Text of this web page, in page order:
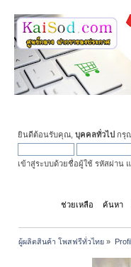
ยินดีต้อนรับคุณ, บุคคลทั่วไป กรุ
เข้าสู่ระบบด้วยชื่อผู้ใช้ รหัสผ่าน
ช่วยเหลือ ค้นหา
ผู้ผลิตสินค้า โพสฟรีทั่วไทย »